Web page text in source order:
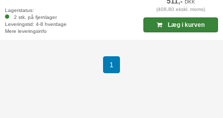
Lagerstatus:
2 stk. på fjernlager
Leveringstid: 4-8 hverdage
Mere leveringsinfo
DKK
(408,80 ekskl. moms)
Læg i kurven
1